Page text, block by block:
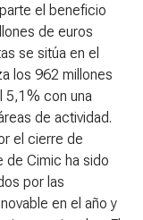
el beneficio
de euros
se sitúa en el
los 962 millones
5,1% con una
de actividad.
el cierre de
de Cimic ha sido
por las
en el año y